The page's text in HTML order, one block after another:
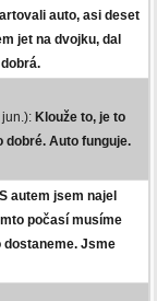
auto, asi deset
jet na dvojku, dal
Klouže to, je to
dobré. Auto funguje.
S autem jsem najel
počasí musíme
dostaneme. Jsme